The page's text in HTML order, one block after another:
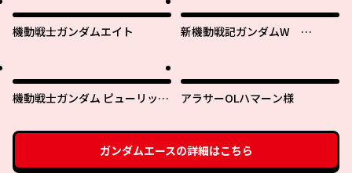
機動戦士ガンダムエイト
新機動戦記ガンダムW
機動戦士ガンダム ピューリッツ
方へー
アラサーOLハマーン様
ガンダムエースの詳細はこちら